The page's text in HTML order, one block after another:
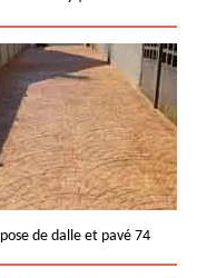
pose de dalle et pavé 74